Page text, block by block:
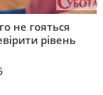
не гояться
рівень